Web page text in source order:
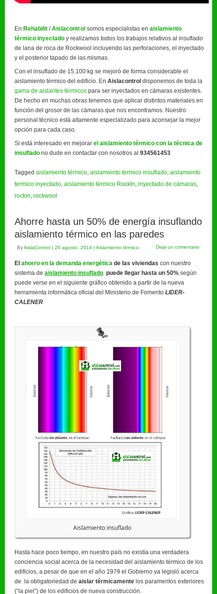
En Rehabilit /Aislacontrol somos especialistas en aislamiento
térmico inyectado y realizamos todos los trabajos relativos al insuflado
de lana de roca de Rockwool incluyendo las perforaciones, el inyectado
y el posterior tapado de las mismas.
Con el insuflado de 15.100 kg se mejoró de forma considerable el
aislamiento térmico del edificio. En Aislacontrol disponemos de toda la
gama de aislantes térmicos para ser inyectados en cámaras existentes.
De hecho en muchas obras tenemos que aplicar distintos materiales en
función del grosor de las cámaras que nos encontramos. Nuestro
personal técnico está altamente especializado para aconsejar la mejor
opción para cada caso.
Si está interesado en mejorar el aislamiento térmico con la técnica de
insuflado no dude en contactar con nosotros al 934561453
Tagged aislamiento térmico, aislamiento termico insuflado, aislamiento
termico inyectado, aislamiento térmico RockIn, inyectado de cámaras,
rockin, rockwool
Ahorre hasta un 50% de energía insuflando
aislamiento térmico en las paredes
ByAislaControl | 26 agosto, 2014 | Aislamiento térmico Deja un comentario
El ahorro en la demanda energética de las viviendas con nuestro
sistema de aislamiento insuflado puede llegar hasta un 50% según
puede verse en el siguiente gráfico obtenido a partir de la nueva
herramienta informática oficial del Ministerio de Fomento LIDER-
CALENER
Aislamiento insuflado
Hasta hace poco tiempo, en nuestro país no existía una verdadera
conciencia social acerca de la necesidad del aislamiento térmico de los
edificios, a pesar de que en el año 1979 el Gobierno ya legisló acerca
de la obligatoriedad de aislar térmicamente los paramentos exteriores
(“la piel”) de los edificios de nueva construcción.